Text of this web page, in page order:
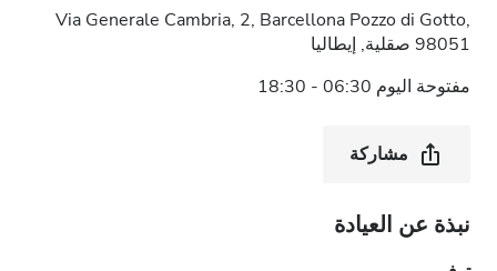
Via Generale Cambria, 2, Barcellona Pozzo di Gotto,
98051 صقلية, إيطاليا
مفتوحة اليوم 06:30 - 18:30
مشاركة
نبذة عن العيادة